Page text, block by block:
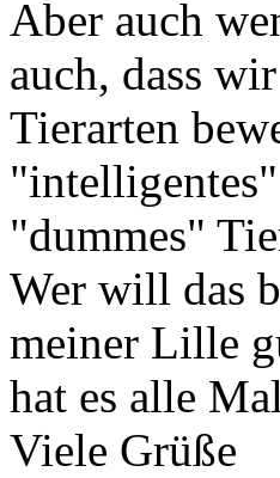
Aber auch
auch, dass
Tierarten
"dummes"
Wer will das
meiner Lille
hat es alle
Viele Grüße